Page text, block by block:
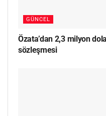
GÜNCEL
Özata’dan 2,3 milyon
sözleşmesi